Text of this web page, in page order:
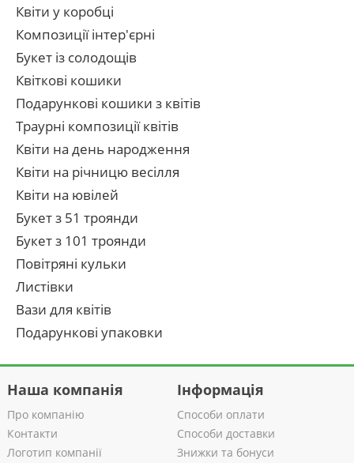
Квіти у коробці
Композиції інтер'єрні
Букет із солодощів
Квіткові кошики
Подарункові кошики з квітів
Траурні композиції квітів
Квіти на день народження
Квіти на річницю весілля
Квіти на ювілей
Букет з 51 троянди
Букет з 101 троянди
Повітряні кульки
Листівки
Вази для квітів
Подарункові упаковки
Наша компанія
Про компанію
Контакти
Логотип компанії
Інформація
Способи оплати
Способи доставки
Знижки та бонуси